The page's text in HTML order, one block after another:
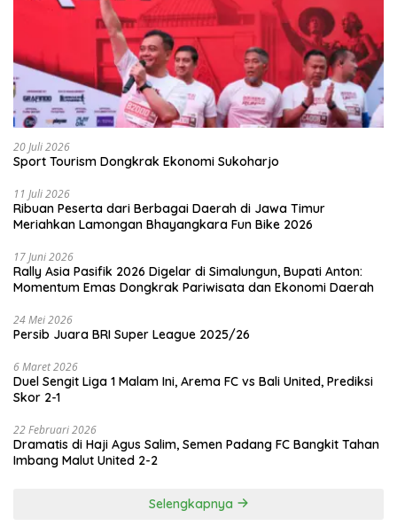
20 Juli 2026
Sport Tourism Dongkrak Ekonomi Sukoharjo
11 Juli 2026
Ribuan Peserta dari Berbagai Daerah di Jawa Timur
Meriahkan Lamongan Bhayangkara Fun Bike 2026
17 Juni 2026
Rally Asia Pasifik 2026 Digelar di Simalungun, Bupati Anton:
Momentum Emas Dongkrak Pariwisata dan Ekonomi Daerah
24 Mei 2026
Persib Juara BRI Super League 2025/26
6 Maret 2026
Duel Sengit Liga 1 Malam Ini, Arema FC vs Bali United, Prediksi
Skor 2-1
22 Februari 2026
Dramatis di Haji Agus Salim, Semen Padang FC Bangkit Tahan
Imbang Malut United 2-2
Selengkapnya